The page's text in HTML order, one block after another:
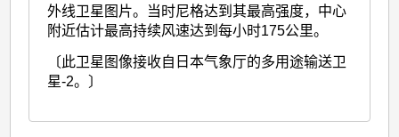
外线卫星图片。当时尼格达到其最高强度，中心
附近估计最高持续风速达到每小时175公里。
〔此卫星图像接收自日本气象厅的多用途输送卫
星-2。〕